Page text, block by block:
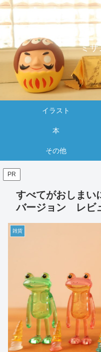
ミサ
イラスト
本
その他
PR
すべてがおしま
バージョン レビ
雑貨